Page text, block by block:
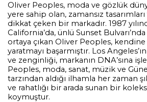
Oliver Peoples, moda ve gözlük
yere sahip olan, zamansız
dikkat çeken bir markadır. 1987
California’da, ünlü Sunset
ortaya çıkan Oliver Peoples,
yaratmayı başarmıştır. Los
ve zenginliği, markanın DNA’sına
Peoples, moda, sanat, müzik ve
tarzından aldığı ilhamla her zaman
ve rahatlığı bir arada sunan bir
koymuştur.